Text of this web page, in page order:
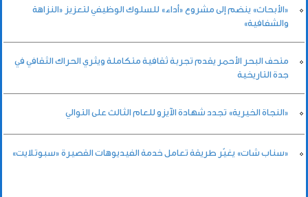
«الأبحاث» ينضم إلى مشروع «أداء» للسلوك الوظيفي لتعزيز «النزاهة
والشفافية»
متحف البحر الأحمر يقدم تجربة ثقافية متكاملة ويثري الحراك الثقافي في
جدة التاريخية
«النجاة الخيرية» تجدد شهادة الآيزو للعام الثالث على التوالي
«سناب شات» يغيّر طريقة تعامل خدمة الفيديوهات القصيرة «سبوتلايت»